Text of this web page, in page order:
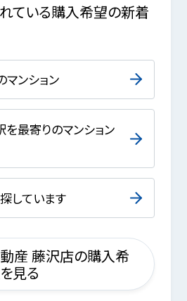
ている購入希望の新着
ンション
最寄りのマンション
しています
産 藤沢店の購入希
見る